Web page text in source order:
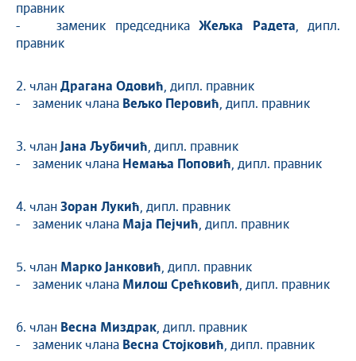
правник
- заменик председника Жељка Радета, дипл.
правник
2. члан Драгана Одовић, дипл. правник
- заменик члана Вељко Перовић, дипл. правник
3. члан Јана Љубичић, дипл. правник
- заменик члана Немања Поповић, дипл. правник
4. члан Зоран Лукић, дипл. правник
- заменик члана Маја Пејчић, дипл. правник
5. члан Марко Јанковић, дипл. правник
- заменик члана Милош Срећковић, дипл. правник
6. члан Весна Миздрак, дипл. правник
- заменик члана Весна Стојковић, дипл. правник